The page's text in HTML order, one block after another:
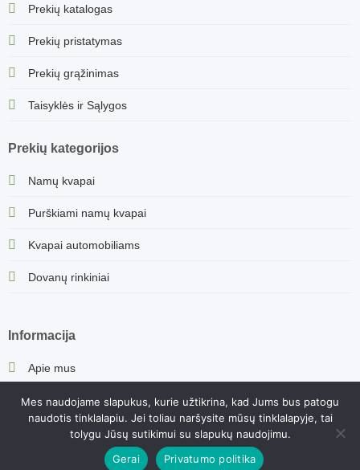
Prekių katalogas
Prekių pristatymas
Prekių grąžinimas
Taisyklės ir Sąlygos
Prekių kategorijos
Namų kvapai
Purškiami namų kvapai
Kvapai automobiliams
Dovanų rinkiniai
Informacija
Apie mus
Saugus atsiskaitymas
Privatumo Politika
Mes naudojame slapukus, kurie užtikrina, kad Jums bus patogu
naudotis tinklalapiu. Jei toliau naršysite mūsų tinklalapyje, tai
tolygu Jūsų sutikimui su slapukų naudojimu.
Gerai
Privatumo politika